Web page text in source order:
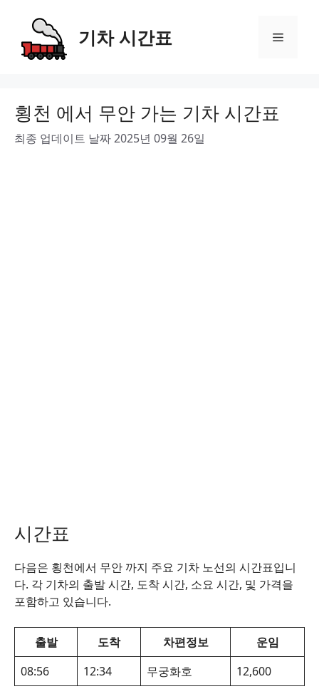
content
기차 시간표 Menu
횡천 에서 무안 가는 기차 시간표
최종 업데이트 날짜 2025년 09월 26일
시간표
다음은 횡천에서 무안 까지 주요 기차 노선의 시간표입니
다. 각 기차의 출발 시간, 도착 시간, 소요 시간, 및 가격을
포함하고 있습니다.
출발 도착 차편정보
운임
08:56
12:34 무궁화호 12,600